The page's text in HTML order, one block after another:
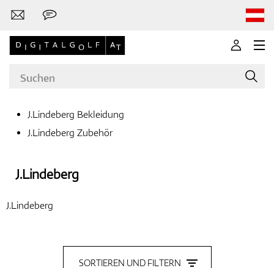
J.Lindeberg Bekleidung
J.Lindeberg Zubehör
J.Lindeberg
J.Lindeberg
SORTIEREN UND FILTERN